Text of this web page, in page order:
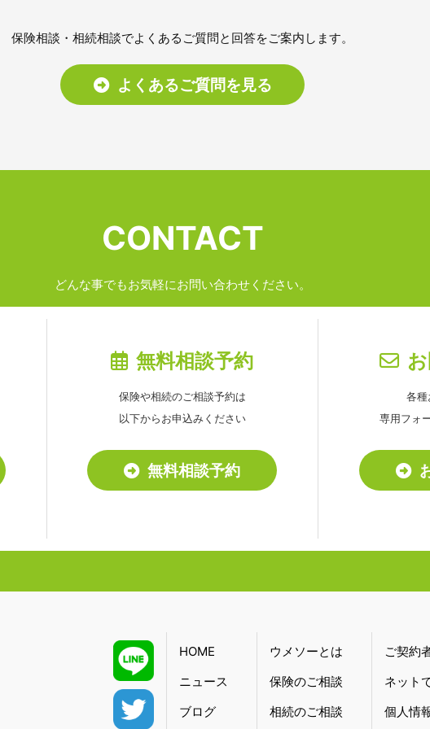
保険相談・相続相談でよくあるご質問と回答をご案内します。
よくあるご質問を見る
CONTACT
どんな事でもお気軽にお問い合わせください。
無料相談予約
保険や相続のご相談予約は
以下からお申込みください
無料相談予約
各種
専用フォ
HOME
ニュース
ブログ
ウメソーとは
保険のご相談
相続のご相談
ご契約
ネット
個人情